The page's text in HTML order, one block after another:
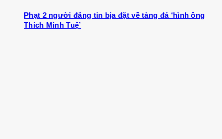
Phạt 2 người đăng tin bịa đặt về tảng đá ‘hình ông
Thích Minh Tuệ’